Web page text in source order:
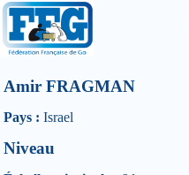
Amir FRAGMAN
Pays : Israel
Niveau